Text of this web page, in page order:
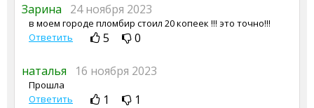
Зарина 24 ноября 2023
в моем городе пломбир стоил 20 копеек !!! это точно!!!
Ответить
5 0
наталья 16 ноября 2023
Прошла
Ответить
1 1